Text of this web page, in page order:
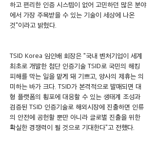
하고 편리한 인증 시스템이 없어 고민하던 많은 분야
에서 가장 주목받을 수 있는 기술이 세상에 나온
것"이라고 밝혔다.
TSID Korea 임인배 회장은 "국내 벤처기업이 세계
최초로 개발한 첨단 인증기술 TSID로 국민의 해킹
피해를 막는 일을 맡게 돼 기쁘고, 양사의 제휴는 의
미하는 바가 크다. TSID가 본격적으로 발매되면 대
형 플랫폼의 횡포에 대응할 수 있는 생태계 조성과
검증된 TSID 인증기술로 해외시장에 진출하면 인류
의 안전에 공헌할 뿐만 아니라 글로벌 진출을 위한
확실한 경쟁력이 될 것으로 기대한다"고 전했다.